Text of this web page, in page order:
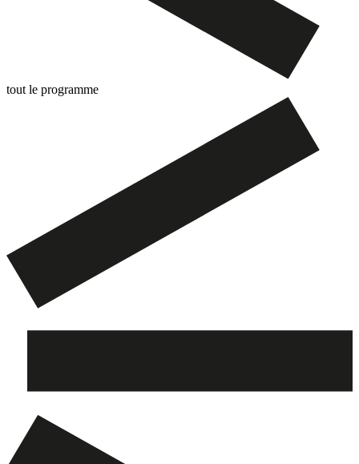
tout le programme